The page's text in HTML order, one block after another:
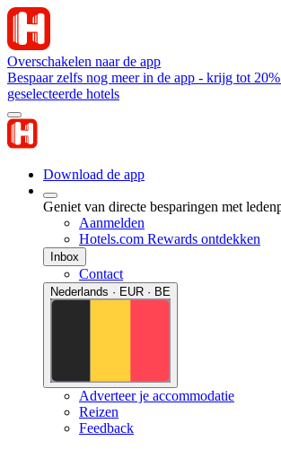
Overschakelen naar de app
Bespaar zelfs nog meer in de app - krijg tot
geselecteerde hotels
Download de app
Geniet van directe besparingen met
Aanmelden
Hotels.com Rewards ontdekken
Inbox
Contact
Nederlands · EUR · BE
Adverteer je accommodatie
Reizen
Feedback